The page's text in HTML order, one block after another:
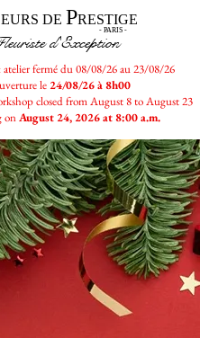
DE PRESTIGE
- PARIS -
d'Exception
fermé du 08/08/26 au 23/08/26
le 24/08/26 à 8h00
closed from August 8 to August 23
onAugust 24, 2026 at 8:00 a.m.